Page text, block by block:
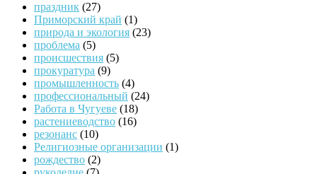
праздник (27)
Приморский край (1)
природа и экология (23)
проблема (5)
происшествия (5)
прокуратура (9)
промышленность (4)
профессиональный (24)
Работа в Чугуеве (18)
растениеводство (16)
резонанс (10)
Религиозные организации (1)
рождество (2)